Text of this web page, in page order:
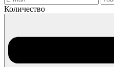
Количество